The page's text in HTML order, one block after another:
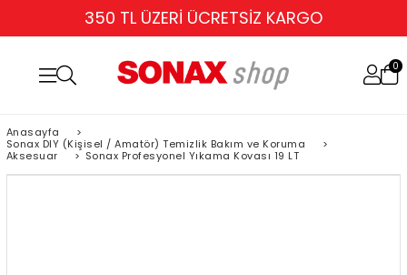
350 TL ÜZERİ ÜCRETSİZ KARGO
0
Anasayfa
>
Sonax DIY (Kişisel / Amatör) Temizlik Bakım ve Koruma
>
Aksesuar
> Sonax Profesyonel Yıkama Kovası 19 LT